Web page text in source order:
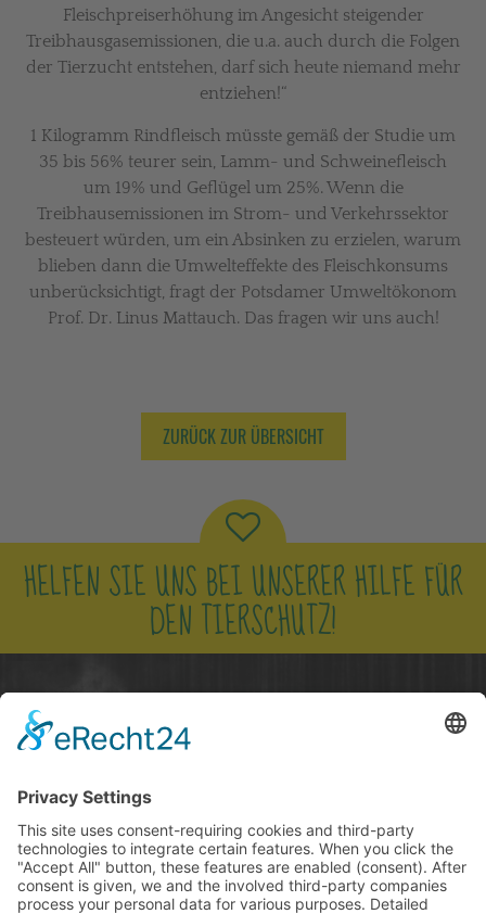
Fleischpreiserhöhung im Angesicht steigender
Treibhausgasemissionen, die u.a. auch durch die Folgen
der Tierzucht entstehen, darf sich heute niemand mehr
entziehen!“
1 Kilogramm Rindfleisch müsste gemäß der Studie um
35 bis 56% teurer sein, Lamm- und Schweinefleisch
um 19% und Geflügel um 25%. Wenn die
Treibhausemissionen im Strom- und Verkehrssektor
besteuert würden, um ein Absinken zu erzielen, warum
blieben dann die Umwelteffekte des Fleischkonsums
unberücksichtigt, fragt der Potsdamer Umweltökonom
Prof. Dr. Linus Mattauch. Das fragen wir uns auch!
ZURÜCK ZUR ÜBERSICHT
HELFEN SIE UNS BEI UNSERER HILFE FÜR
DEN TIERSCHUTZ!
NUR ZUSAMMEN KÖNNEN WIR DEN
TIEREN EIN BESSERES LEBEN SCHENKEN!